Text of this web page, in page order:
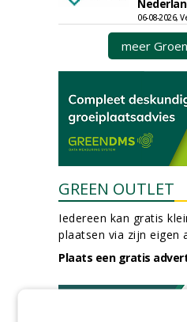
06-08-2026,
meer
GREEN OUTLET
Iedereen kan gratis
plaatsen via zijn eigen
Plaats een gratis